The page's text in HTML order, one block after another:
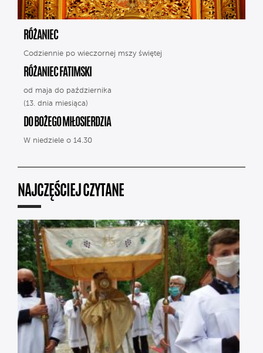
RÓŻANIEC
Codziennie po wieczornej mszy świętej
RÓŻANIEC FATIMSKI
od maja do października
(13. dnia miesiąca)
DO BOŻEGO MIŁOSIERDZIA
W niedziele o 14.30
NAJCZĘŚCIEJ CZYTANE